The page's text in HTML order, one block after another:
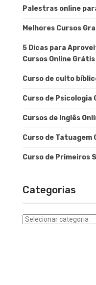
Palestras online
Melhores Cursos
5 Dicas para
Cursos Online Grátis
Curso de culto
Curso de Psicologia
Cursos de Inglês
Curso de Tatuagem
Curso de Primeiros
Categorias
Categorias